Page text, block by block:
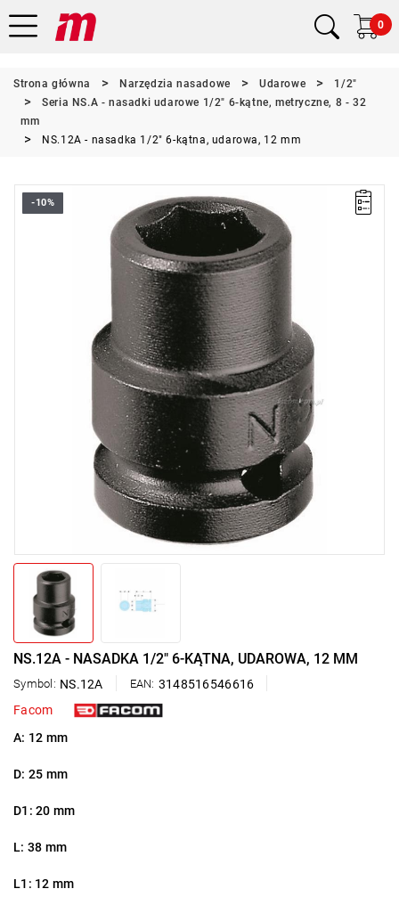
0
Strona główna Narzędzia nasadowe Udarowe
1/2"
Seria NS.A - nasadki udarowe 1/2" 6-kątne, metryczne, 8 - 32
mm
NS.12A - nasadka 1/2" 6-kątna, udarowa, 12 mm
-10%
NS.12A - NASADKA 1/2" 6-KĄTNA, UDAROWA, 12 MM
Symbol: NS.12A EAN: 3148516546616
Facom
A: 12 mm
D: 25 mm
D1: 20 mm
L: 38 mm
L1: 12 mm